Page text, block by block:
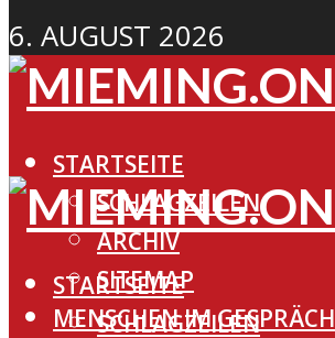
6. AUGUST 2026
STARTSEITE
SCHLAGZEILEN
ARCHIV
SITEMAP
MENSCHEN IM GESPRÄCH
STARTSEITE
SCHLAGZEILEN